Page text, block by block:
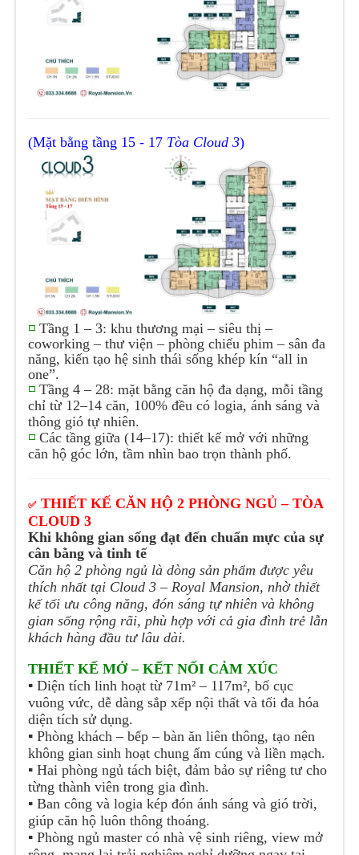
(Mặt bằng tầng 15 - 17 Tòa Cloud 3)
◽Tầng 1 – 3: khu thương mại – siêu thị –
coworking – thư viện – phòng chiếu phim – sân đa
năng, kiến tạo hệ sinh thái sống khép kín “all in
one”.
◽Tầng 4 – 28: mặt bằng căn hộ đa dạng, mỗi tầng
chỉ từ 12–14 căn, 100% đều có logia, ánh sáng và
thông gió tự nhiên.
◽Các tầng giữa (14–17): thiết kế mở với những
căn hộ góc lớn, tầm nhìn bao trọn thành phố.
✅THIẾT KẾ CĂN HỘ 2 PHÒNG NGỦ – TÒA
CLOUD 3
Khi không gian sống đạt đến chuẩn mực của sự
cân bằng và tinh tế
Căn hộ 2 phòng ngủ là dòng sản phẩm được yêu
thích nhất tại Cloud 3 – Royal Mansion, nhờ thiết
kế tối ưu công năng, đón sáng tự nhiên và không
gian sống rộng rãi, phù hợp với cả gia đình trẻ lẫn
khách hàng đầu tư lâu dài.
THIẾT KẾ MỞ – KẾT NỐI CẢM XÚC
▪️Diện tích linh hoạt từ 71m² – 117m², bố cục
vuông vức, dễ dàng sắp xếp nội thất và tối đa hóa
diện tích sử dụng.
▪️Phòng khách – bếp – bàn ăn liên thông, tạo nên
không gian sinh hoạt chung ấm cúng và liền mạch.
▪️Hai phòng ngủ tách biệt, đảm bảo sự riêng tư cho
từng thành viên trong gia đình.
▪️Ban công và logia kép đón ánh sáng và gió trời,
giúp căn hộ luôn thông thoáng.
▪️Phòng ngủ master có nhà vệ sinh riêng, view mở